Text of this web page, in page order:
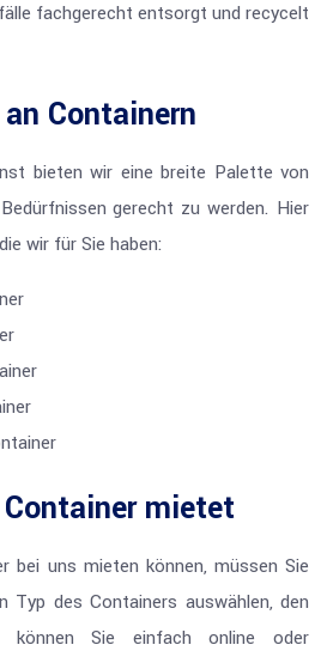
fachgerecht entsorgt und recycelt
Containern
bieten wir eine breite Palette von
gerecht zu werden. Hier
wir für Sie haben:
mietet
bei uns mieten können, müssen Sie
Typ des Containers auswählen, den
können Sie einfach online oder